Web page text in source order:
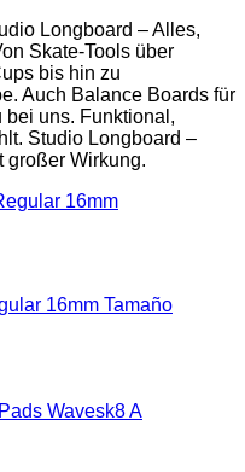
Longboard – Alles,
Skate-Tools über
bis hin zu
Auch Balance Boards für
bei uns. Funktional,
Studio Longboard –
großer Wirkung.
16mm Tamaño